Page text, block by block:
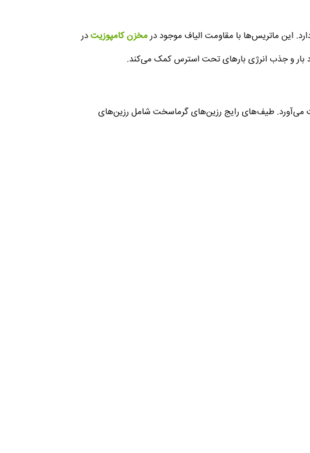
مخزن کامپوزیتدر
بار و جذب انرژی بارهای تحت استرس کمک می‌کند.
می‌آورد. طیف‌های رایج رزین‌های گرماسخت شامل رزین‌های